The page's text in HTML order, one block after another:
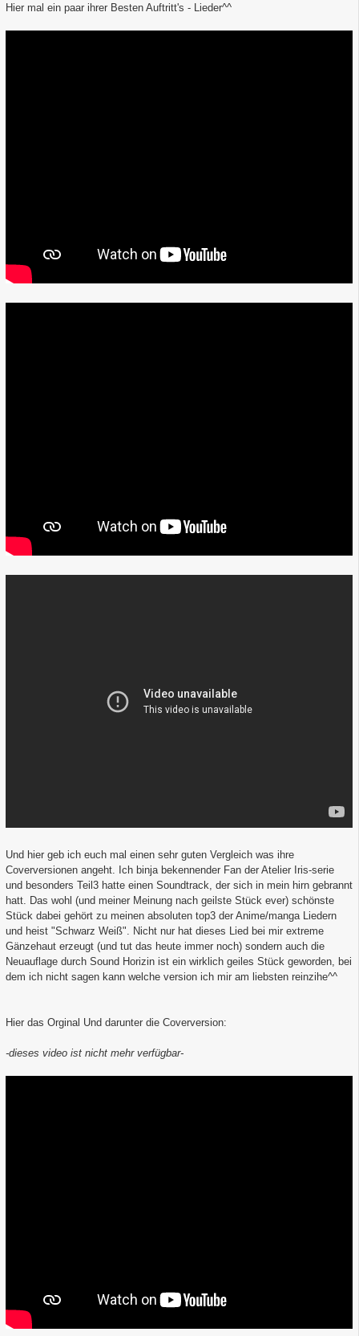
Hier mal ein paar ihrer Besten Auftritt's - Lieder^^
Und hier geb ich euch mal einen sehr guten Vergleich was ihre
Coverversionen angeht. Ich binja bekennender Fan der Atelier Iris-serie
und besonders Teil3 hatte einen Soundtrack, der sich in mein hirn gebrannt
hatt. Das wohl (und meiner Meinung nach geilste Stück ever) schönste
Stück dabei gehört zu meinen absoluten top3 der Anime/manga Liedern
und heist "Schwarz Weiß". Nicht nur hat dieses Lied bei mir extreme
Gänzehaut erzeugt (und tut das heute immer noch) sondern auch die
Neuauflage durch Sound Horizin ist ein wirklich geiles Stück geworden, bei
dem ich nicht sagen kann welche version ich mir am liebsten reinzihe^^
Hier das Orginal Und darunter die Coverversion:
-dieses video ist nicht mehr verfügbar-